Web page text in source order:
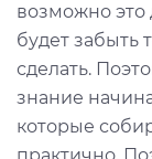
возможно это
будет забыть
сделать.
знание
которые